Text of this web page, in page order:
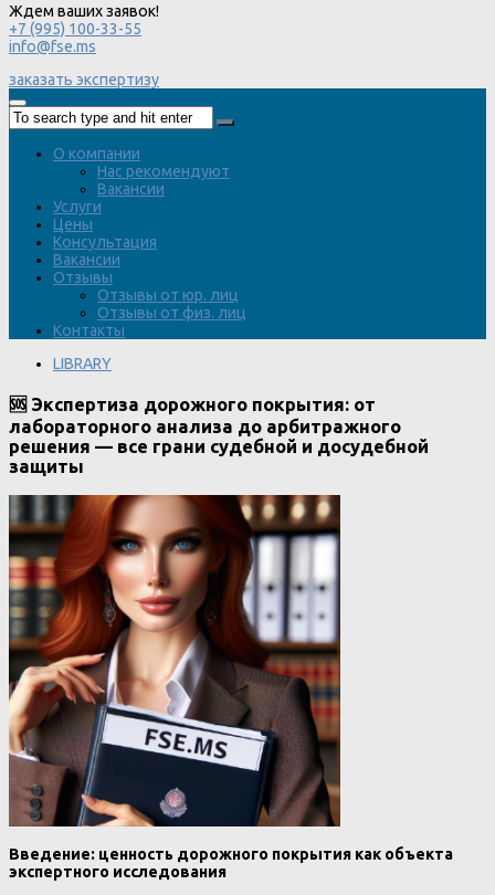
Ждем ваших заявок!
+7 (995) 100-33-55
info@fse.ms
заказать экспертизу
О компании
Нас рекомендуют
Вакансии
Услуги
Цены
Консультация
Вакансии
Отзывы
Отзывы от юр. лиц
Отзывы от физ. лиц
Контакты
LIBRARY
🆘 Экспертиза дорожного покрытия: от
лабораторного анализа до арбитражного
решения — все грани судебной и досудебной
защиты
Введение: ценность дорожного покрытия как объекта
экспертного исследования